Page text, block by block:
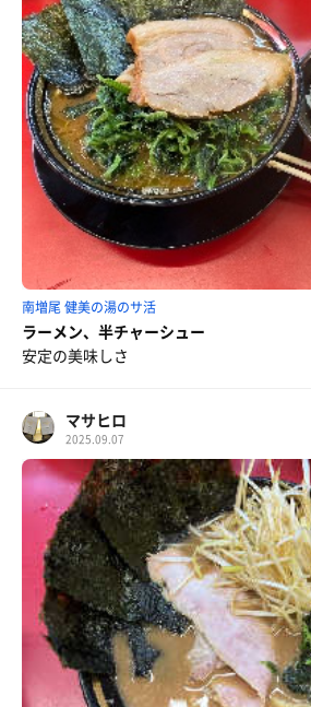
南増尾 健美の湯のサ活
ラーメン、半チャーシュー
安定の美味しさ
マサヒロ
2025.09.07